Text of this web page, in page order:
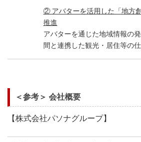
② アバターを活用した「地方
推進
アバターを通じた地域情報の
間と連携した観光・居住等の
＜参考＞ 会社概要
【株式会社パソナグループ】